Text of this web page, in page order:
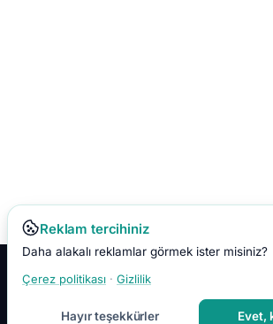
HakkımızdaİletişimGizlilik
Reklam tercihiniz
Daha alakalı reklamlar görmek ister misiniz?
Çerez politikası · Gizlilik
Hayır teşekkürler Evet,